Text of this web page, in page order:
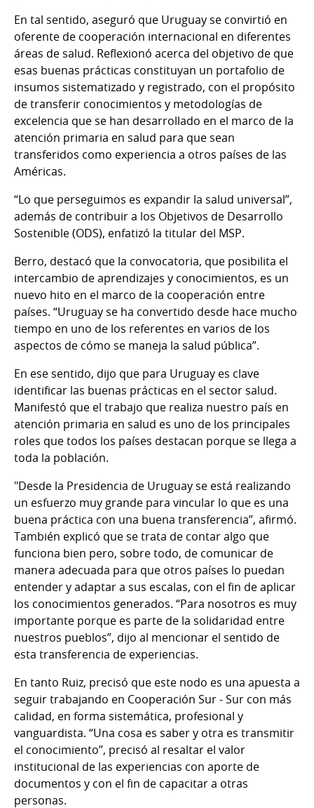
En tal sentido, aseguró que Uruguay se convirtió en
oferente de cooperación internacional en diferentes
áreas de salud. Reflexionó acerca del objetivo de que
esas buenas prácticas constituyan un portafolio de
insumos sistematizado y registrado, con el propósito
de transferir conocimientos y metodologías de
excelencia que se han desarrollado en el marco de la
atención primaria en salud para que sean
transferidos como experiencia a otros países de las
Américas.
“Lo que perseguimos es expandir la salud universal”,
además de contribuir a los Objetivos de Desarrollo
Sostenible (ODS), enfatizó la titular del MSP.
Berro, destacó que la convocatoria, que posibilita el
intercambio de aprendizajes y conocimientos, es un
nuevo hito en el marco de la cooperación entre
países. “Uruguay se ha convertido desde hace mucho
tiempo en uno de los referentes en varios de los
aspectos de cómo se maneja la salud pública”.
En ese sentido, dijo que para Uruguay es clave
identificar las buenas prácticas en el sector salud.
Manifestó que el trabajo que realiza nuestro país en
atención primaria en salud es uno de los principales
roles que todos los países destacan porque se llega a
toda la población.
"Desde la Presidencia de Uruguay se está realizando
un esfuerzo muy grande para vincular lo que es una
buena práctica con una buena transferencia”, afirmó.
También explicó que se trata de contar algo que
funciona bien pero, sobre todo, de comunicar de
manera adecuada para que otros países lo puedan
entender y adaptar a sus escalas, con el fin de aplicar
los conocimientos generados. “Para nosotros es muy
importante porque es parte de la solidaridad entre
nuestros pueblos”, dijo al mencionar el sentido de
esta transferencia de experiencias.
En tanto Ruiz, precisó que este nodo es una apuesta a
seguir trabajando en Cooperación Sur - Sur con más
calidad, en forma sistemática, profesional y
vanguardista. “Una cosa es saber y otra es transmitir
el conocimiento”, precisó al resaltar el valor
institucional de las experiencias con aporte de
documentos y con el fin de capacitar a otras
personas.